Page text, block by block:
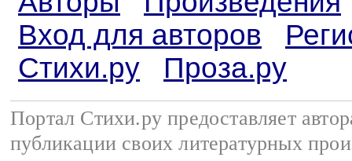
Вход для авторов
Стихи.ру
Проза.ру
Портал Стихи.ру предоставляет
публикации своих литературных